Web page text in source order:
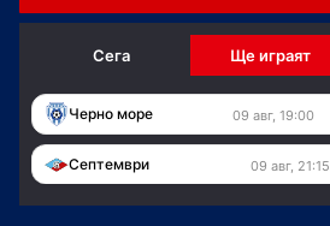
Сега Ще играят
Черно море 09 авг, 19:00
Септември 09 авг, 21:15